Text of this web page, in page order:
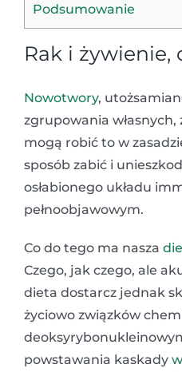
Podsumowanie
Rak i żywienie,
Nowotwory,
zgrupowania
mogą robić to w
sposób zabić i
osłabionego układu
pełnoobjawowym.
Co do tego ma nasza
Czego, jak czego, ale
dieta dostarcz jednak
życiowo związków
powstawania kaskady